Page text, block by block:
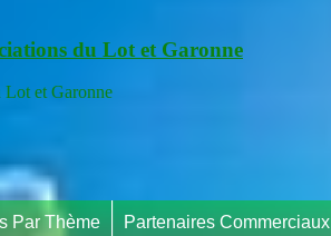
du Lot et Garonne
et Garonne
Par Thème Partenaires Commerciaux